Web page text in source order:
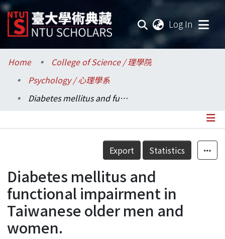
Log In
Communities & Collections
Research Outputs
Statistics
Home
College of Science / 理學院
Psychology / 心理學系
Diabetes mellitus and functional impairment in Taiwanese older men and women.
Details
Export Statistics
Diabetes mellitus and
functional impairment in
Taiwanese older men and
women.